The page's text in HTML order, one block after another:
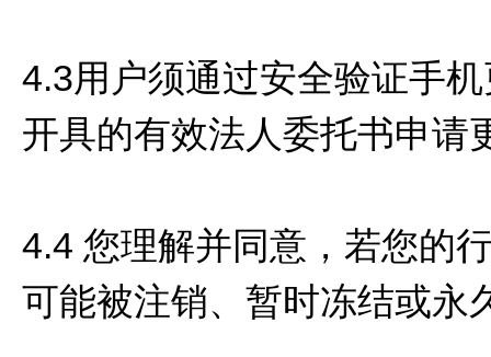
4.3用户须通过安全验证手
开具的有效法人委托书申请
4.4 您理解并同意，若您的
可能被注销、暂时冻结或永